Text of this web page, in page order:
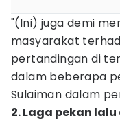
"(Ini) juga demi
masyarakat
pertandingan di
dalam beberapa
Sulaiman dalam
2. Laga pekan